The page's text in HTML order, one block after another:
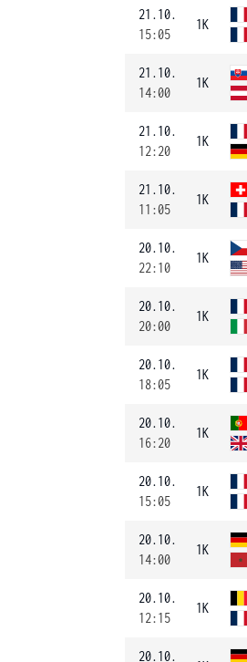
21.10.
15:05
1K
21.10.
14:00
1K
21.10.
12:20
1K
21.10.
11:05
1K
20.10.
22:10
1K
20.10.
20:00
1K
20.10.
18:05
1K
20.10.
16:20
1K
20.10.
15:05
1K
20.10.
14:00
1K
20.10.
12:15
1K
20.10.